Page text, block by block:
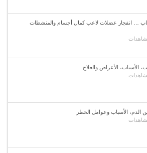
… انفجار عضلات لاعب كمال أجسام والمنشطات
الأسباب، الأعراض والعلاج
الدم، الأسباب وعوامل الخطر